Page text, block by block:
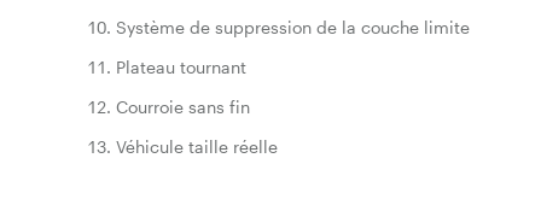
Système de suppression de la couche limite
Plateau tournant
Courroie sans fin
Véhicule taille réelle